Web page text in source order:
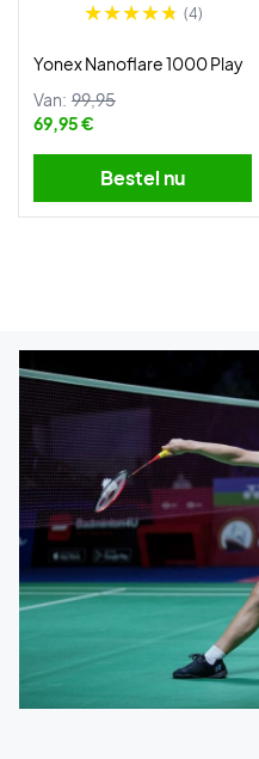
(4)
Yonex Nanoflare 1000 Play
Van: 99,95
69,95 €
Bestel nu